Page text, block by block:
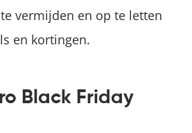
vermijden en op te letten
en kortingen.
Black Friday